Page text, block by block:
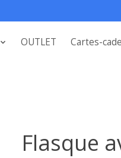
OUTLET Cartes-
Flasque